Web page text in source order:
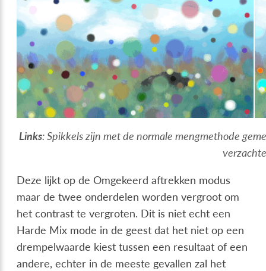
Links: Spikkels zijn met de normale mengmethode
Deze lijkt op de Omgekeerd aftrekken modus
maar de twee onderdelen worden vergroot om
het contrast te vergroten. Dit is niet echt een
Harde Mix mode in de geest dat het niet op een
drempelwaarde kiest tussen een resultaat of een
andere, echter in de meeste gevallen zal het